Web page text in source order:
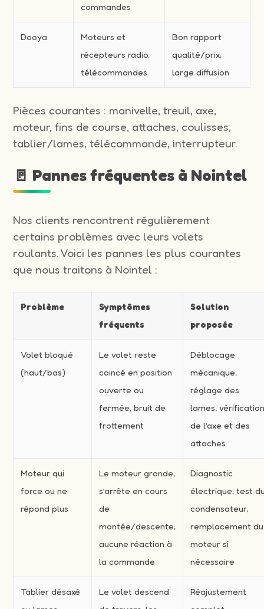
commandes
Dooya
Moteurs et
récepteurs radio,
télécommandes
Bon rapport
qualité/prix,
large diffusion
Pièces courantes : manivelle, treuil, axe,
moteur, fins de course, attaches, coulisses,
tablier/lames, télécommande, interrupteur.
🚪 Pannes fréquentes à Nointel
Nos clients rencontrent régulièrement
certains problèmes avec leurs volets
roulants. Voici les pannes les plus courantes
que nous traitons à Nointel :
Problème
Symptômes
fréquents
Solution
proposée
Volet bloqué
(haut/bas)
Le volet reste
coincé en position
ouverte ou
fermée, bruit de
frottement
Déblocage
mécanique,
réglage des
lames,
de l’axe et des
attaches
Moteur qui
force ou ne
répond plus
Le moteur gronde,
s’arrête en cours
de
montée/descente,
aucune réaction à
la commande
Diagnostic
électrique, test
condensateur,
remplacement du
moteur si
nécessaire
Tablier désaxé
Le volet descend
Réajustement